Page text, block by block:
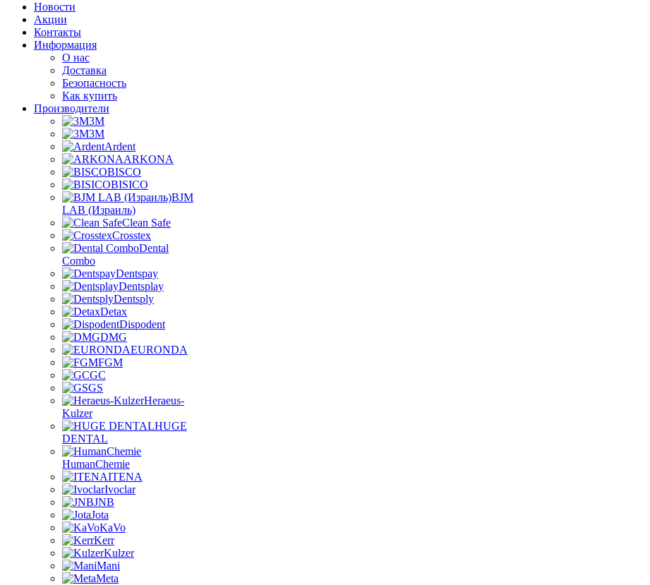
Новости
Акции
Контакты
Информация
О нас
Доставка
Безопасность
Как купить
Производители
3M
3М
Ardent
ARKONA
BISCO
BISICO
BJM
LAB (Израиль)
Clean Safe
Crosstex
Dental
Combo
Dentspay
Dentsplay
Dentsply
Detax
Dispodent
DMG
EURONDA
FGM
GC
GS
Heraeus-
Kulzer
HUGE
DENTAL
HumanChemie
ITENA
Ivoclar
JNB
Jota
KaVo
Kerr
Kulzer
Mani
Meta